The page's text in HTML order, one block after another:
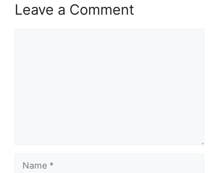
Leave a Comment
Name